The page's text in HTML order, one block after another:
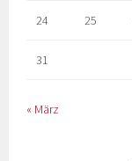
24 25
31
« März